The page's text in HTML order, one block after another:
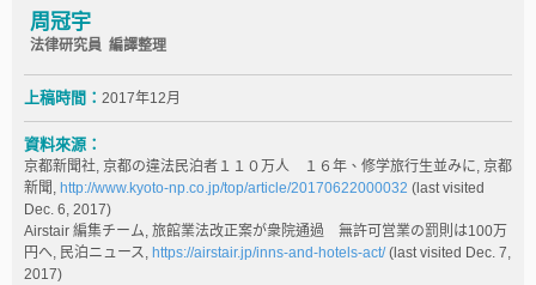
周冠宇
法律研究員 編譯整理
上稿時間： 2017年12月
資料來源：
京都新聞社, 京都の違法民泊者１１０万人 １６年、修学旅行生並みに, 京都
新聞, http://www.kyoto-np.co.jp/top/article/20170622000032 (last visited
Dec. 6, 2017)
Airstair 編集チーム, 旅館業法改正案が衆院通過 無許可営業の罰則は100万
円へ, 民泊ニュース, https://airstair.jp/inns-and-hotels-act/(last visited Dec. 7,
2017)